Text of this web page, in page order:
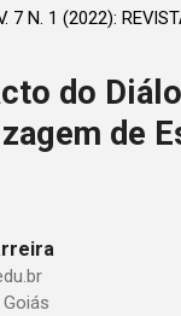
7 N. 1 (2022):
do
de